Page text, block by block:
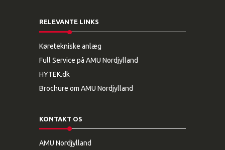
RELEVANTE LINKS
Køretekniske anlæg
Full Service på AMU Nordjylland
HYTEK.dk
Brochure om AMU Nordjylland
KONTAKT OS
AMU Nordjylland